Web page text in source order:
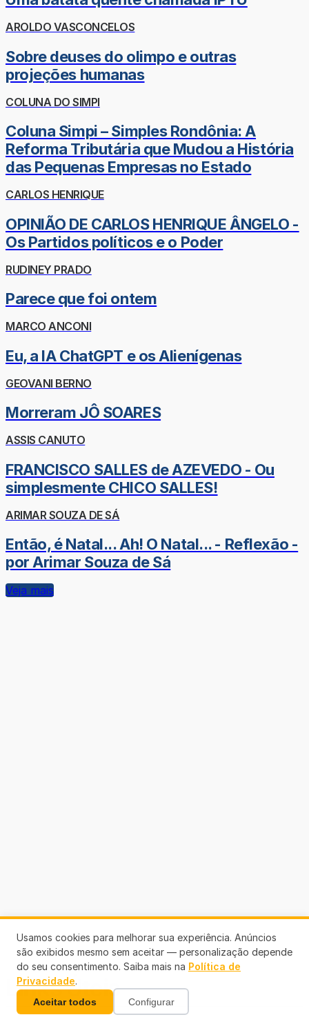
AROLDO VASCONCELOS
Sobre deuses do olimpo e outras
projeções humanas
COLUNA DO SIMPI
Coluna Simpi – Simples Rondônia: A
Reforma Tributária que Mudou a História
das Pequenas Empresas no Estado
CARLOS HENRIQUE
OPINIÃO DE CARLOS HENRIQUE ÂNGELO -
Os Partidos políticos e o Poder
RUDINEY PRADO
Parece que foi ontem
MARCO ANCONI
Eu, a IA ChatGPT e os Alienígenas
GEOVANI BERNO
Morreram JÔ SOARES
ASSIS CANUTO
FRANCISCO SALLES de AZEVEDO - Ou
simplesmente CHICO SALLES!
ARIMAR SOUZA DE SÁ
Então, é Natal... Ah! O Natal... - Reflexão -
por Arimar Souza de Sá
Veja mais
Links Úteis
Usamos cookies para melhorar sua experiência. Anúncios
são exibidos mesmo sem aceitar — personalização depende
do seu consentimento. Saiba mais na Política de
Privacidade.
Aceitar todos Configurar